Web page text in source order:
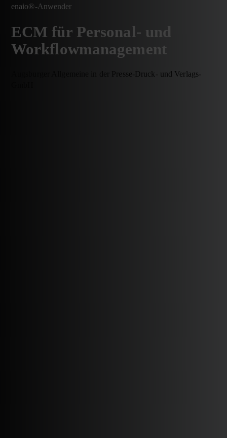
enaio®-Anwender
ECM für Personal- und
Workflow­management
Augsburger Allgemeine in der Presse-Druck- und Verlags-